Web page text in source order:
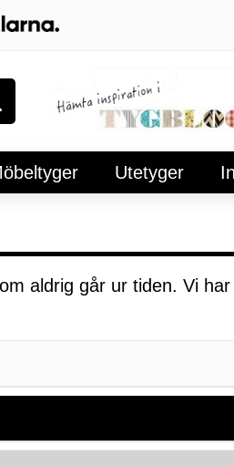
Utetyger
aldrig går ur tiden. Vi